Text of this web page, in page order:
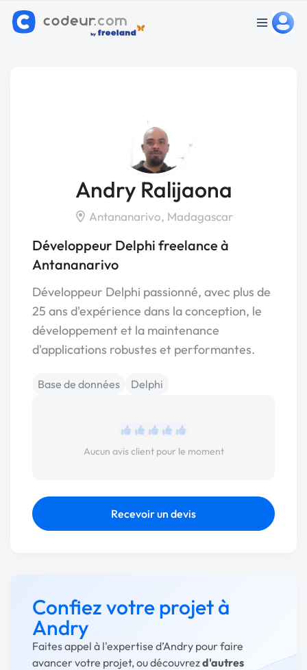
Andry Ralijaona
Antananarivo, Madagascar
Développeur Delphi freelance à
Antananarivo
Développeur Delphi passionné, avec plus de
25 ans d'expérience dans la conception, le
développement et la maintenance
d'applications robustes et performantes.
Base de données Delphi
Aucun avis client pour le moment
Recevoir un devis
Confiez votre projet à
Andry
Faites appel à l'expertise d’Andry pour faire
avancer votre projet, ou découvrezd'autres